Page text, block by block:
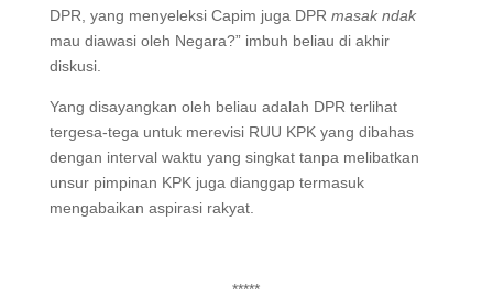
DPR, yang menyeleksi Capim juga DPR masak ndak
mau diawasi oleh Negara?” imbuh beliau di akhir
diskusi.
Yang disayangkan oleh beliau adalah DPR terlihat
tergesa-tega untuk merevisi RUU KPK yang dibahas
dengan interval waktu yang singkat tanpa melibatkan
unsur pimpinan KPK juga dianggap termasuk
mengabaikan aspirasi rakyat.
*****